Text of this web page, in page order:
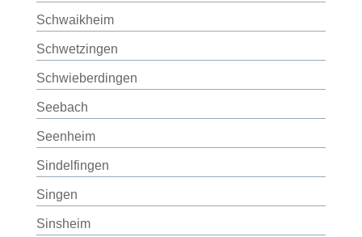
Schwaikheim
Schwetzingen
Schwieberdingen
Seebach
Seenheim
Sindelfingen
Singen
Sinsheim